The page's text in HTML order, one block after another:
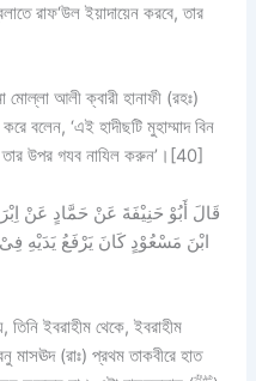
রাফ‘উল ইয়াদায়েন করবে, তার
মোল্লা আলী ক্বারী হানাফী (রহঃ)
বলেন, ‘এই হাদীছটি মুহাম্মাদ বিন
উপর গযব নাযিল করুন’।[40]
ابْنَ مَسْعُوْدٍ كَانَ يَرْفَعُ يَدَيْهِ
তিনি ইবরাহীম থেকে, ইবরাহীম
মাসঊদ (রাঃ) প্রথম তাকবীরে হাত